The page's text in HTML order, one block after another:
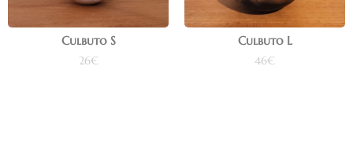
Culbuto S
26€
Culbuto L
46€